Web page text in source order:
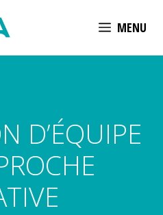
MENU
D’ÉQUIPE